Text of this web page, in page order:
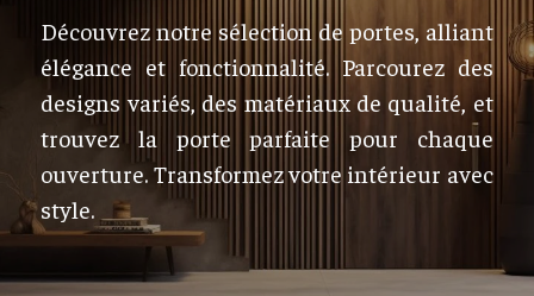
Découvrez notre sélection de portes, alliant
élégance et fonctionnalité. Parcourez des
designs variés, des matériaux de qualité, et
trouvez la porte parfaite pour chaque
ouverture. Transformez votre intérieur avec
style.